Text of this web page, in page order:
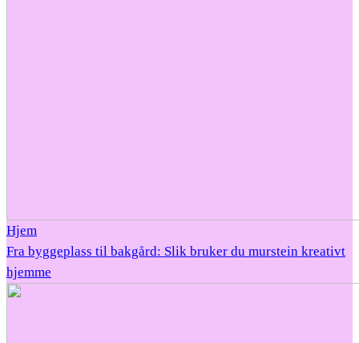
Hjem
Fra byggeplass til bakgård: Slik bruker du murstein kreativt
hjemme